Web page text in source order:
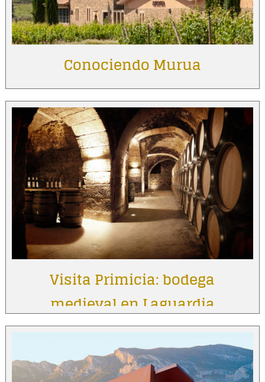
Conociendo Murua
Visita Primicia: bodega
medieval en Laguardia